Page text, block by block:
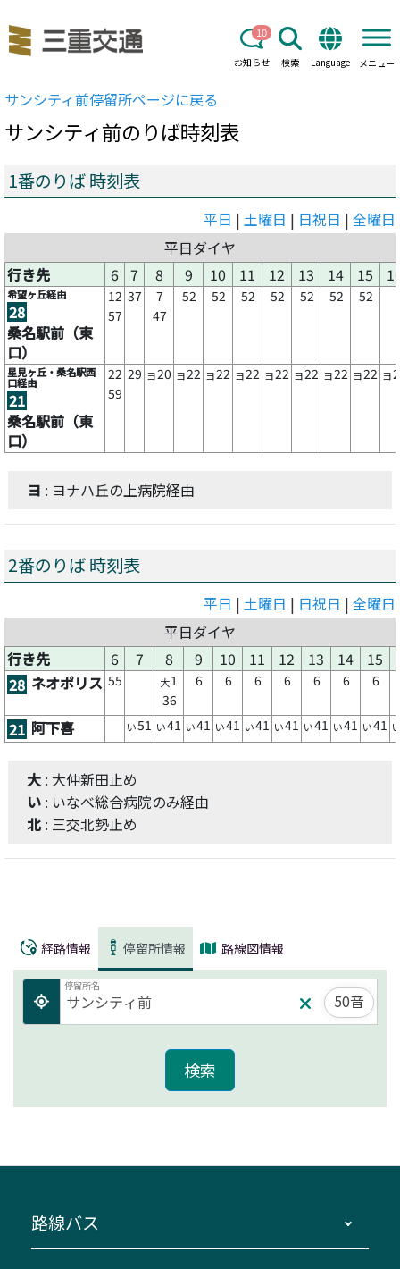
お知らせ
10
検索 Language メニュー
サンシティ前停留所ページに戻る
サンシティ前のりば時刻表
1番のりば 時刻表
平日 | 土曜日 | 日祝日 | 全曜日
平日ダイヤ
行き先
6 7 8 9 10 11 12 13 14 15
希望ヶ丘経由
28
桑名駅前（東
口）
12
57
37
7
47
52 52 52 52 52 52 52
星見ヶ丘・桑名駅西
口経由
21
桑名駅前（東
口）
22
59
29 ヨ20 ヨ22 ヨ22 ヨ22 ヨ22 ヨ22 ヨ22 ヨ22 ヨ
ヨ : ヨナハ丘の上病院経由
2番のりば 時刻表
平日 | 土曜日 | 日祝日 | 全曜日
平日ダイヤ
行き先
6 7 8 9 10 11 12 13 14 15
28 ネオポリス 55 大1
36
6 6 6 6 6 6 6
21 阿下喜 い51 い41 い41 い41 い41 い41 い41 い41 い41
大 : 大仲新田止め
い : いなべ総合病院のみ経由
北 : 三交北勢止め
経路情報 停留所情報 路線図情報
停留所名
50音
路線バス